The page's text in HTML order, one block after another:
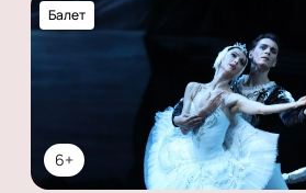
6+
Балет